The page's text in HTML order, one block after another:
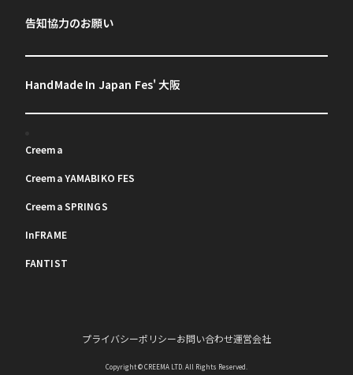
告知協力のお願い
HandMade In Japan Fes' 大阪
Creema
Creema YAMABIKO FES
Creema SPRINGS
InFRAME
FANTIST
プライバシーポリシーお問い合わせ運営会社
Copyright © CREEMA LTD. All Rights Reserved.